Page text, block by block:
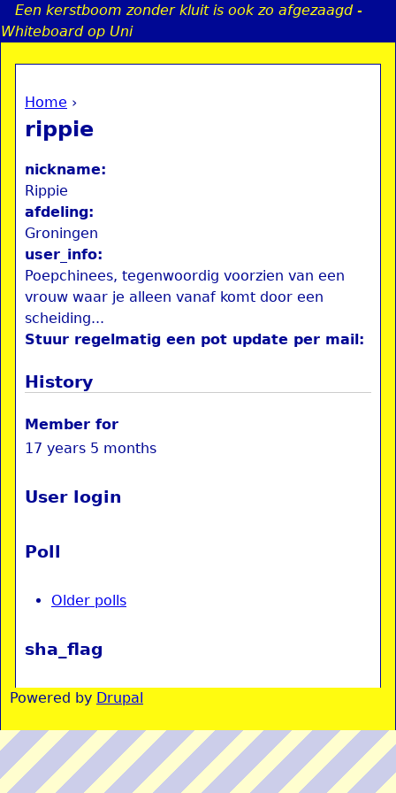
Jump to navigation
Een kerstboom zonder kluit is ook zo afgezaagd -
Whiteboard op Uni
You are here
Home ›
rippie
nickname:
Rippie
afdeling:
Groningen
user_info:
Poepchinees, tegenwoordig voorzien van een
vrouw waar je alleen vanaf komt door een
scheiding...
Stuur regelmatig een pot update per mail:
History
Member for
17 years 5 months
User login
Poll
Older polls
sha_flag
Powered by Drupal